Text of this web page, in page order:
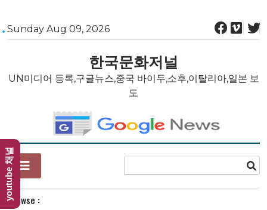
Skip
to
Sunday Aug 09, 2026
한국문화저널
UN미디어 등록,구글뉴스,중국 바이두,소후,이탈리아,일본 보
도
Browse :
youtube 채널